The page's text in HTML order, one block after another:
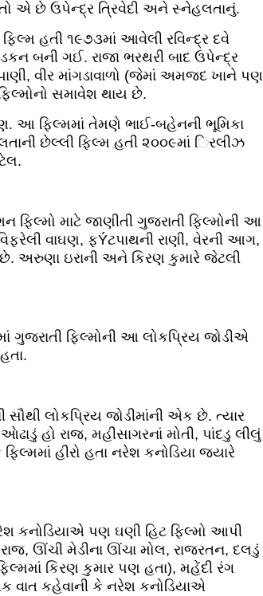
તો એ છે ઉપેન્દ્ર ત્રિવેદી અને સ્નેહલતાનું.
હતી ૧૯૭૩માં આવેલી રવિન્દ્ર દવે
બની ગઈ. રાજા ભરથરી બાદ ઉપેન્દ્ર
વીર માંગડાવાળો (જેમાં અમજદ ખાને પણ
સમાવેશ થાય છે.
આ ફિલ્મમાં તેમણે ભાઈ-બહેનની ભૂમિકા
છેલ્લી ફિલ્મ હતી ૨૦૦૯માં િરલીઝ
માટે જાણીતી ગુજરાતી ફિલ્મોની આ
વાઘણ, ફÝટપાથની રાણી, વેરની આગ,
છે. અરુણા ઇરાની અને કિરણ કુમારે જેટલી
ગુજરાતી ફિલ્મોની આ લોકપ્રિય જોડીએ
સૌથી લોકપ્રિય જોડીમાંની એક છે. ત્યાર
હો રાજ, મહીસાગરનાં મોતી, પાંદડુ લીલું
હીરો હતા નરેશ કનોડિયા જ્યારે
કનોડિયાએ પણ ઘણી હિટ ફિલ્મો આપી
રાજ, ઊંચી મેડીના ઊંચા મોલ, રાજરતન, દલડું
કિરણ કુમાર પણ હતા), મહેંદી રંગ
વાત કહેવાની કે નરેશ કનોડિયાએ